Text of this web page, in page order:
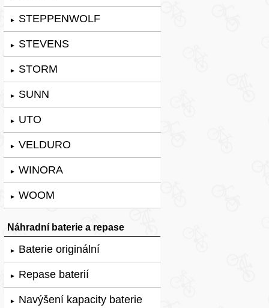
► STEPPENWOLF
► STEVENS
► STORM
► SUNN
► UTO
► VELDURO
► WINORA
► WOOM
Náhradní baterie a repase
► Baterie originální
► Repase baterií
► Navýšení kapacity baterie